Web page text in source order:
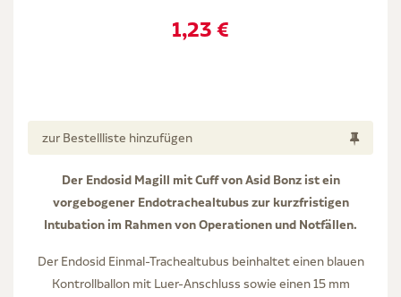
1,23 €
zur Bestellliste hinzufügen
Der Endosid Magill mit Cuff von Asid Bonz ist ein
vorgebogener Endotrachealtubus zur kurzfristigen
Intubation im Rahmen von Operationen und Notfällen.
Der Endosid Einmal-Trachealtubus beinhaltet einen blauen
Kontrollballon mit Luer-Anschluss sowie einen 15 mm